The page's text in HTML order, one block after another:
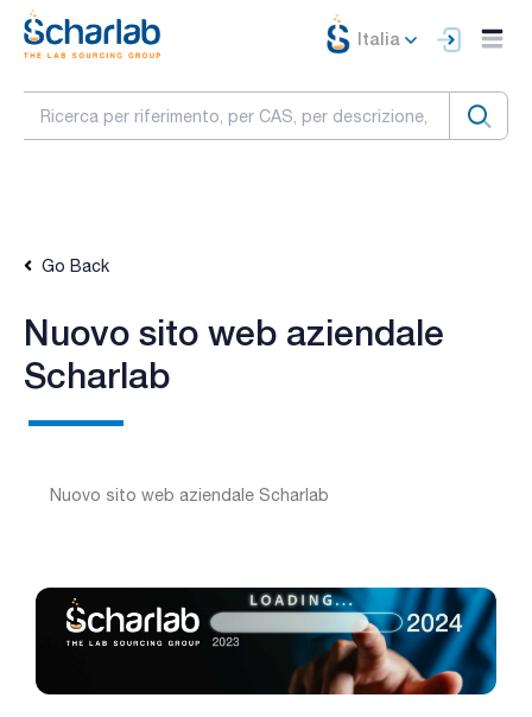
Italia
Go Back
Nuovo sito web aziendale
Scharlab
Nuovo sito web aziendale Scharlab